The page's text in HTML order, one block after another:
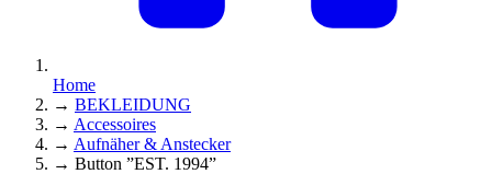
Home
→ BEKLEIDUNG
→ Accessoires
→ Aufnäher & Anstecker
→ Button ”EST. 1994”